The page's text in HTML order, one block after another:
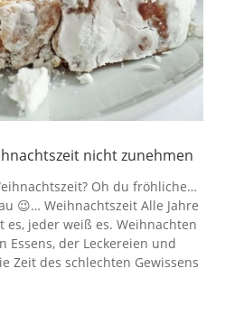
nicht zunehmen
Oh du fröhliche…
😉… Weihnachtszeit Alle Jahre
jeder weiß es. Weihnachten
Essens, der Leckereien und
Zeit des schlechten Gewissens